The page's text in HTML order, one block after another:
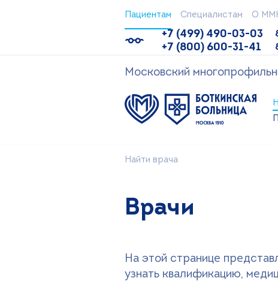
Пациентам Специалистам О
+7 (499) 490-03-03
+7 (800) 600-31-41
Московский
Найти врача
Врачи
На этой странице
узнать квалификацию,